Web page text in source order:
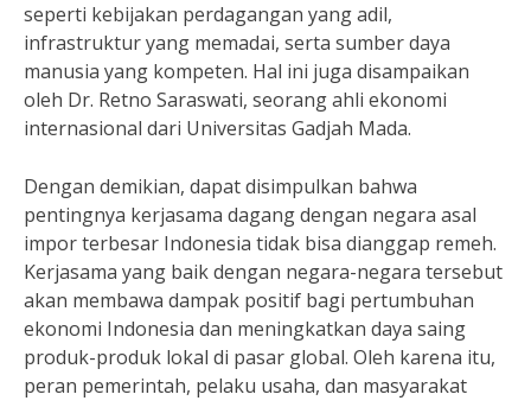
seperti kebijakan perdagangan yang adil,
infrastruktur yang memadai, serta sumber daya
manusia yang kompeten. Hal ini juga disampaikan
oleh Dr. Retno Saraswati, seorang ahli ekonomi
internasional dari Universitas Gadjah Mada.
Dengan demikian, dapat disimpulkan bahwa
pentingnya kerjasama dagang dengan negara asal
impor terbesar Indonesia tidak bisa dianggap remeh.
Kerjasama yang baik dengan negara-negara tersebut
akan membawa dampak positif bagi pertumbuhan
ekonomi Indonesia dan meningkatkan daya saing
produk-produk lokal di pasar global. Oleh karena itu,
peran pemerintah, pelaku usaha, dan masyarakat